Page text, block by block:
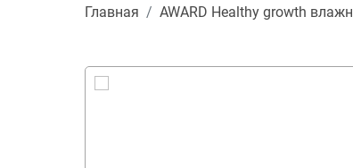
Главная AWARD Healthy growth